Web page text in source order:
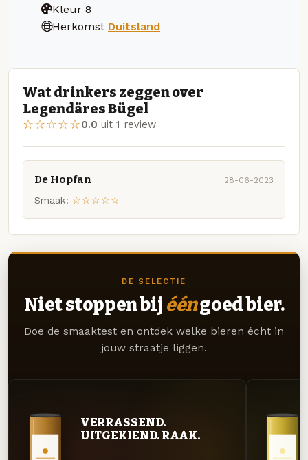
Kleur 8
Herkomst Duitsland
Wat drinkers zeggen over
Legendäres Bügel
☆☆☆☆☆0.0 uit 1 review
De Hopfan 28-06-2023
Smaak: ☆☆☆☆☆
DE SELECTIE
Niet stoppen bij ééngoed bier.
Doe de smaaktest en ontdek welke bieren écht in
jouw straatje liggen.
VERRASSEND.
UITGEKIEND. RAAK.